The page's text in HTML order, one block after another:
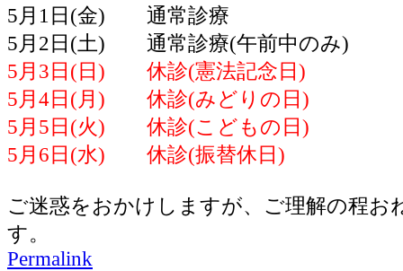
5月1日(金) 通常診療
5月2日(土) 通常診療(午前中のみ)
5月3日(日) 休診(憲法記念日)
5月4日(月) 休診(みどりの日)
5月5日(火) 休診(こどもの日)
5月6日(水) 休診(振替休日)
ご迷惑をおかけしますが、ご理解の程お
す。
Permalink